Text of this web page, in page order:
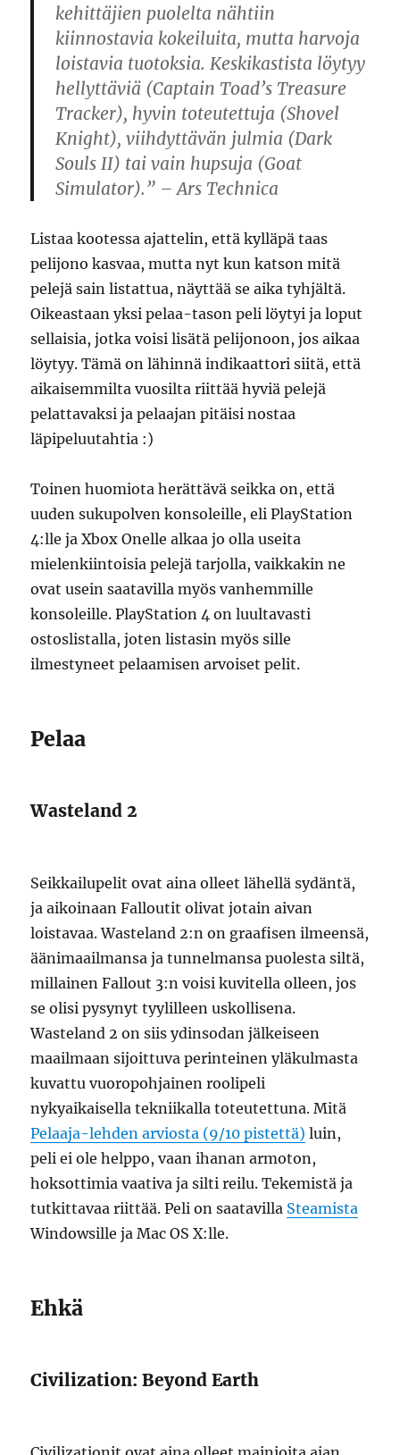
kehittäjien puolelta nähtiin
kiinnostavia kokeiluita, mutta harvoja
loistavia tuotoksia. Keskikastista löytyy
hellyttäviä (Captain Toad’s Treasure
Tracker), hyvin toteutettuja (Shovel
Knight), viihdyttävän julmia (Dark
Souls II) tai vain hupsuja (Goat
Simulator).” – Ars Technica
Listaa kootessa ajattelin, että kylläpä taas
pelijono kasvaa, mutta nyt kun katson mitä
pelejä sain listattua, näyttää se aika tyhjältä.
Oikeastaan yksi pelaa-tason peli löytyi ja loput
sellaisia, jotka voisi lisätä pelijonoon, jos aikaa
löytyy. Tämä on lähinnä indikaattori siitä, että
aikaisemmilta vuosilta riittää hyviä pelejä
pelattavaksi ja pelaajan pitäisi nostaa
läpipeluutahtia :)
Toinen huomiota herättävä seikka on, että
uuden sukupolven konsoleille, eli PlayStation
4:lle ja Xbox Onelle alkaa jo olla useita
mielenkiintoisia pelejä tarjolla, vaikkakin ne
ovat usein saatavilla myös vanhemmille
konsoleille. PlayStation 4 on luultavasti
ostoslistalla, joten listasin myös sille
ilmestyneet pelaamisen arvoiset pelit.
Pelaa
Wasteland 2
Seikkailupelit ovat aina olleet lähellä sydäntä,
ja aikoinaan Falloutit olivat jotain aivan
loistavaa. Wasteland 2:n on graafisen ilmeensä,
äänimaailmansa ja tunnelmansa puolesta siltä,
millainen Fallout 3:n voisi kuvitella olleen, jos
se olisi pysynyt tyylilleen uskollisena.
Wasteland 2 on siis ydinsodan jälkeiseen
maailmaan sijoittuva perinteinen yläkulmasta
kuvattu vuoropohjainen roolipeli
nykyaikaisella tekniikalla toteutettuna. Mitä
Pelaaja-lehden arviosta (9/10 pistettä) luin,
peli ei ole helppo, vaan ihanan armoton,
hoksottimia vaativa ja silti reilu. Tekemistä ja
tutkittavaa riittää. Peli on saatavilla Steamista
Windowsille ja Mac OS X:lle.
Ehkä
Civilization: Beyond Earth